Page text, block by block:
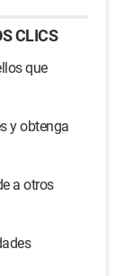
CLICS
que
y obtenga
a otros